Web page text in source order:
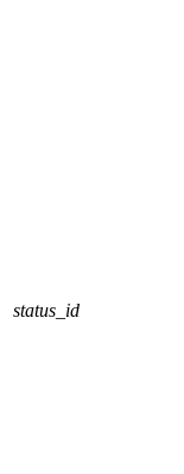
status_id